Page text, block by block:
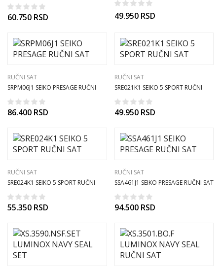
60.750 RSD 49.950 RSD
RUČNI SAT
SRPM06J1 SEIKO PRESAGE RUČNI
SAT
86.400 RSD
RUČNI SAT
SRE021K1 SEIKO 5 SPORT RUČNI
SAT
49.950 RSD
RUČNI SAT
SRE024K1 SEIKO 5 SPORT RUČNI
SAT
55.350 RSD
RUČNI SAT
SSA461J1 SEIKO PRESAGE RUČNI SAT
94.500 RSD